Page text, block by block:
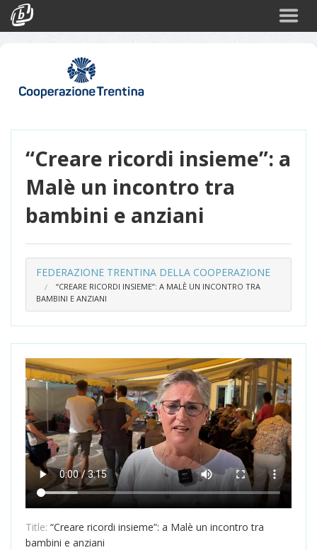
Login
“Creare ricordi insieme”: a
Malè un incontro tra
bambini e anziani
FEDERAZIONE TRENTINA DELLA COOPERAZIONE
“CREARE RICORDI INSIEME”: A MALÈ UN INCONTRO TRA
BAMBINI E ANZIANI
Title: “Creare ricordi insieme”: a Malè un incontro tra
bambini e anziani